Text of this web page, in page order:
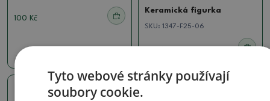
100 Kč
Keramická figurka
SKU: 1347-F25-06
Tyto webové stránky používají
soubory cookie.